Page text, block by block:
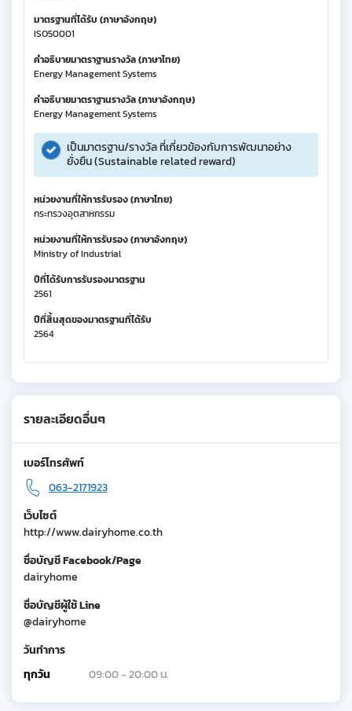
มาตรฐานที่ได้รับ (ภาษาอังกฤษ)
ISO50001
คำอธิบายมาตราฐานรางวัล (ภาษาไทย)
Energy Management Systems
คำอธิบายมาตราฐานรางวัล (ภาษาอังกฤษ)
Energy Management Systems
เป็นมาตรฐาน/รางวัล ที่เกี่ยวข้องกับการพัฒนาอย่าง
ยั่งยืน (Sustainable related reward)
หน่วยงานที่ให้การรับรอง (ภาษาไทย)
กระทรวงอุตสาหกรรม
หน่วยงานที่ให้การรับรอง (ภาษาอังกฤษ)
Ministry of Industrial
ปีที่ได้รับการรับรองมาตรฐาน
2561
ปีที่สิ้นสุดของมาตรฐานที่ได้รับ
2564
รายละเอียดอื่นๆ
เบอร์โทรศัพท์
063-2171923
เว็บไซต์
http://www.dairyhome.co.th
ชื่อบัญชี Facebook/Page
dairyhome
ชื่อบัญชีผู้ใช้ Line
@dairyhome
วันทำการ
ทุกวัน
09:00 - 20:00 น.